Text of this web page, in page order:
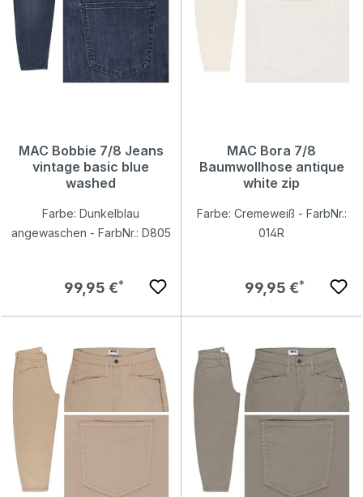
MAC Bobbie 7/8 Jeans
vintage basic blue
washed
Farbe: Dunkelblau
angewaschen - FarbNr.: D805
Regulärer Preis:
99,95 €
MAC Bora 7/8
Baumwollhose antique
white zip
Farbe: Cremeweiß - FarbNr.:
014R
Regulärer Preis:
99,95 €